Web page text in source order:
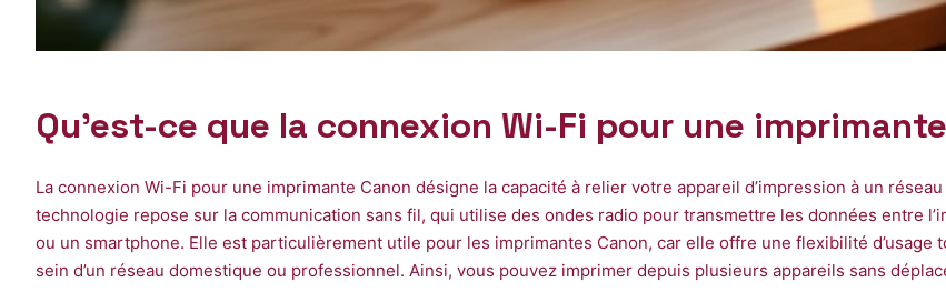
Qu’est-ce que la connexion Wi-Fi pour une
La connexion Wi-Fi pour une imprimante Canon désigne la capacité à relier votre appareil d’impression à un
technologie repose sur la communication sans fil, qui utilise des ondes radio pour transmettre les données entre
ou un smartphone. Elle est particulièrement utile pour les imprimantes Canon, car elle offre une flexibilité d’usage
sein d’un réseau domestique ou professionnel. Ainsi, vous pouvez imprimer depuis plusieurs appareils sans